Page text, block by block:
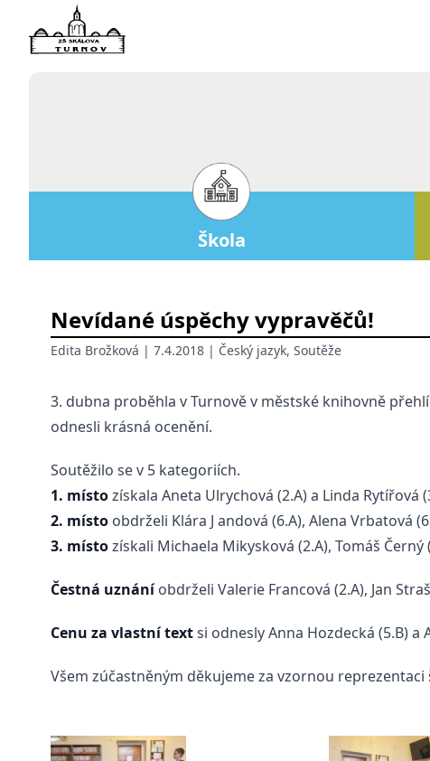
Škola
Nevídané úspěchy vypravěčů!
Edita Brožková | 7.4.2018 | Český jazyk, Soutěže
3. dubna proběhla v Turnově v městské knihovně
odnesli krásná ocenění.
Soutěžilo se v 5 kategoriích.
1. místozískala Aneta Ulrychová (2.A) a Linda Rytířová
2. místo obdrželi Klára J andová (6.A), Alena Vrbatová
3. místozískali Michaela Mikysková (2.A), Tomáš Černý
Čestná uznáníobdrželi Valerie Francová (2.A), Jan
Cenu za vlastní textsi odnesly Anna Hozdecká (5.B) a
Všem zúčastněným děkujeme za vzornou reprezentaci